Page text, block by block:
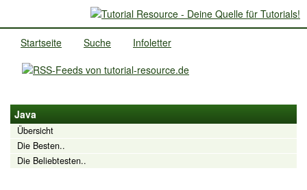
Startseite Suche Infoletter
Java
Übersicht
Die Besten..
Die Beliebtesten..